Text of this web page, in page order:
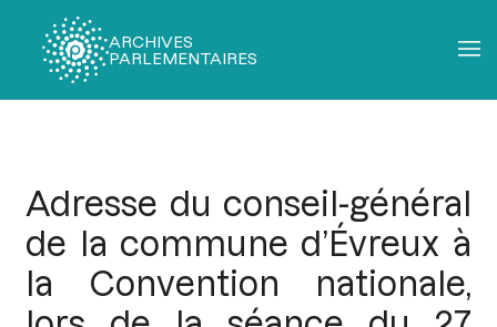
ARCHIVES
PARLEMENTAIRES
Adresse du conseil-général
de la commune d’Évreux à
la Convention nationale,